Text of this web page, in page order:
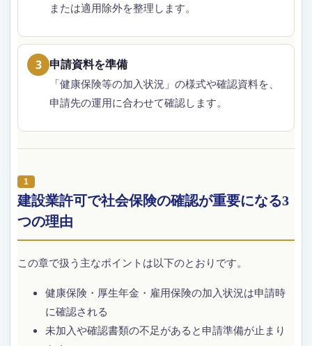
または適用除外を整理します。
3 申請資料を準備
「健康保険等の加入状況」の様式や確認資料を、
申請先の運用に合わせて確認します。
建設業許可で社会保険の確認が重要になる3
つの理由
この章で扱う主なポイントは以下のとおりです。
健康保険・厚生年金・雇用保険の加入状況は申請時
に確認される
未加入や確認書類の不足があると申請準備が止まり